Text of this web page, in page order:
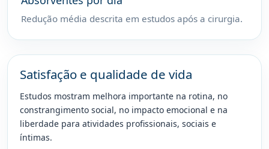
Redução média descrita em estudos após a cirurgia.
Satisfação e qualidade de vida
Estudos mostram melhora importante na rotina, no
constrangimento social, no impacto emocional e na
liberdade para atividades profissionais, sociais e
íntimas.